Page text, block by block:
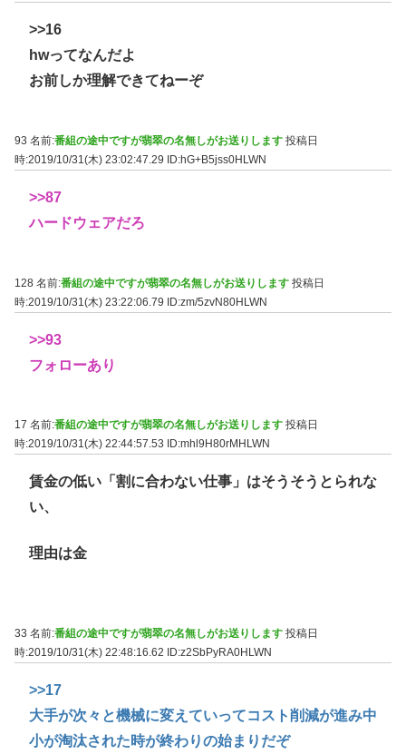
>>16
hwってなんだよ
お前しか理解できてねーぞ
93 名前:番組の途中ですが翡翠の名無しがお送りします 投稿日
時:2019/10/31(木) 23:02:47.29
ID:hG+B5jss0HLWN
>>87
ハードウェアだろ
128 名前:番組の途中ですが翡翠の名無しがお送りします 投稿日
時:2019/10/31(木) 23:22:06.79 ID:zm/5zvN80HLWN
>>93
フォローあり
17 名前:番組の途中ですが翡翠の名無しがお送りします 投稿日
時:2019/10/31(木) 22:44:57.53
ID:mhl9H80rMHLWN
賃金の低い「割に合わない仕事」はそうそうとられな
い、
理由は金
33 名前:番組の途中ですが翡翠の名無しがお送りします 投稿日
時:2019/10/31(木) 22:48:16.62 ID:z2SbPyRA0HLWN
>>17
大手が次々と機械に変えていってコスト削減が進み中
小が淘汰された時が終わりの始まりだぞ